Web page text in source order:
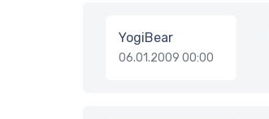
YogiBear
06.01.2009 00:00